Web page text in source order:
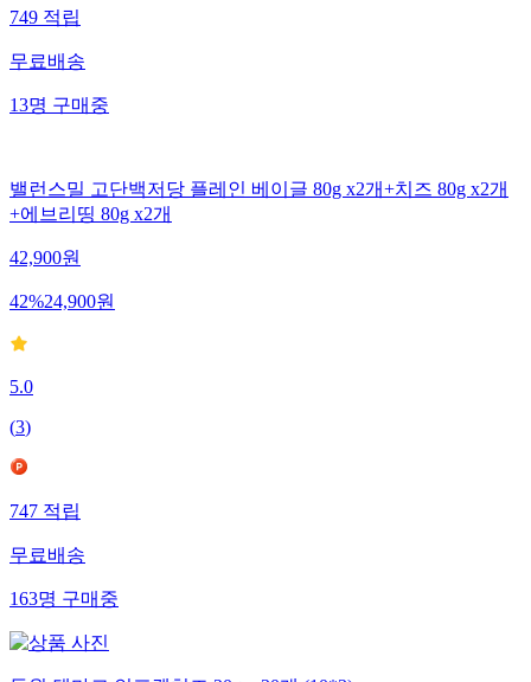
749적립
무료배송
13명구매중
밸런스밀 고단백저당 플레인 베이글 80g x2개+치즈 80g x2개
+에브리띵 80g x2개
42,900원
42%24,900원
5.0
(3)
747적립
무료배송
163명구매중